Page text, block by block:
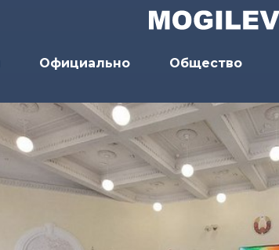
Официально Общество